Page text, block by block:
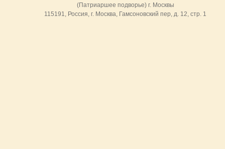
(Патриаршее подворье) г. Москвы
115191, Россия, г. Москва, Гамсоновский пер, д. 12, стр. 1